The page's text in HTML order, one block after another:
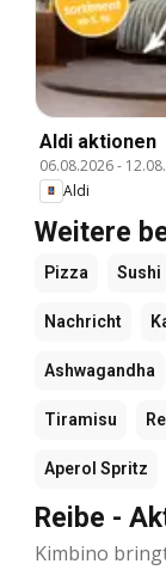
Aldi aktionen
06.08.2026-
Aldi
Weitere
Pizza Sushi
Nachricht
Ashwagandha
Tiramisu
Aperol Spritz
Reibe -
Kimbino